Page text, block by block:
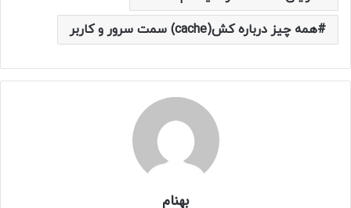
همه چیز درباره کش(cache) سمت سرور و کاربر
بهنام